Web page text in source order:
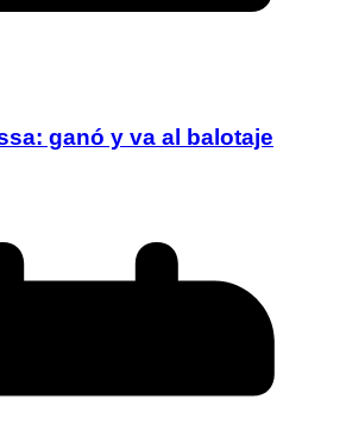
ganó y va al balotaje